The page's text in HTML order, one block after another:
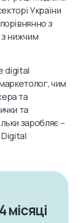
України
з
нижчим
digital
чим
та
та
заробляє –
Digital
місяці